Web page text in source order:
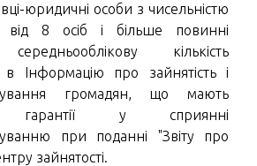
юридичні особи з чисельністю
від 8 осіб і більше повинні
кількість
в Інформацію про зайнятість і
громадян, що мають
гарантії у сприянні
при поданні "Звіту про
зайнятості.